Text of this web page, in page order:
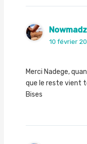
Nowmadz
10 février
Merci Nadege,
que le reste vient
Bises